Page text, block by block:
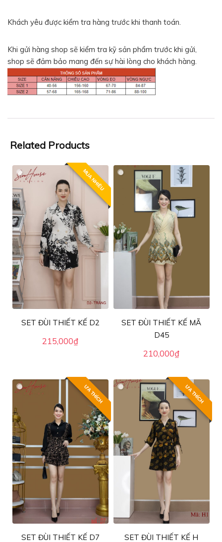
Khách yêu được kiểm tra hàng trước khi thanh toán.
Khi gửi hàng shop sẽ kiểm tra kỹ sản phẩm trước khi gửi,
shop sẽ đảm bảo mang đến sự hài lòng cho khách hàng.
Related Products
MUA NHIỀU
SET ĐÙI THIẾT KẾ D2
215,000₫
SET ĐÙI THIẾT KẾ MÃ
D45
210,000₫
ƯA THÍCH
SET ĐÙI THIẾT KẾ D7
ƯA THÍCH
SET ĐÙI THIẾT KẾ H